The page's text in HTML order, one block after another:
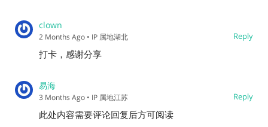
clown
Reply
2 Months Ago • IP 属地湖北
打卡，感谢分享
易海
Reply
3 Months Ago • IP 属地江苏
此处内容需要评论回复后方可阅读